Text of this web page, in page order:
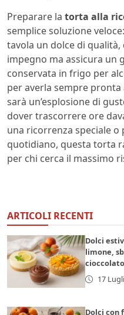
Preparare la torta alla
semplice soluzione
tavola un dolce di
impegno ma assicura un
conservata in frigo per
per averla sempre pronta
sarà un’esplosione di
dover trascorrere ore
una ricorrenza speciale
quotidiano, questa torta
per chi cerca il massimo
ARTICOLI RECENTI
Dolci
limone,
cioccolato
17
Dolci con